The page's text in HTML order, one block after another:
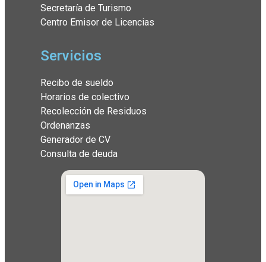
Secretaría de Turismo
Centro Emisor de Licencias
Servicios
Recibo de sueldo
Horarios de colectivo
Recolección de Residuos
Ordenanzas
Generador de CV
Consulta de deuda